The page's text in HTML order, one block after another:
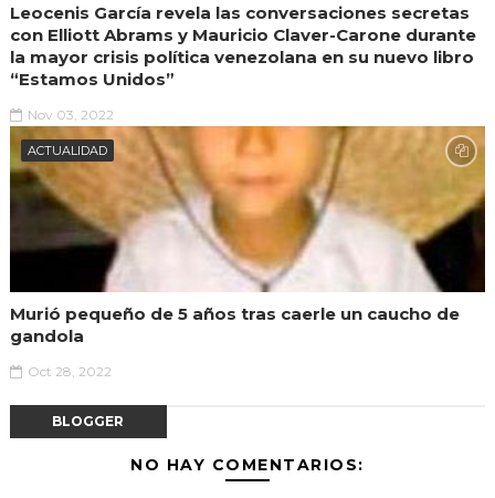
Leocenis García revela las conversaciones secretas
con Elliott Abrams y Mauricio Claver-Carone durante
la mayor crisis política venezolana en su nuevo libro
“Estamos Unidos”
Nov 03, 2022
ACTUALIDAD
Murió pequeño de 5 años tras caerle un caucho de
gandola
Oct 28, 2022
BLOGGER
NO HAY COMENTARIOS: